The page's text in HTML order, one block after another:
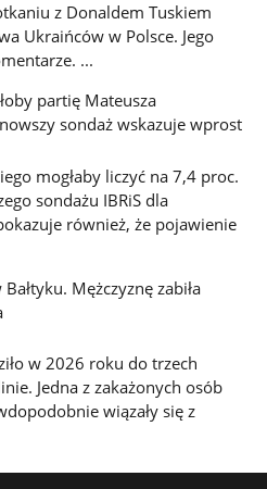
z Donaldem Tuskiem
Ukraińców w Polsce. Jego
...
partię Mateusza
sondaż wskazuje wprost
mogłaby liczyć na 7,4 proc.
sondażu IBRiS dla
również, że pojawienie
Mężczyznę zabiła
w 2026 roku do trzech
Jedna z zakażonych osób
wiązały się z